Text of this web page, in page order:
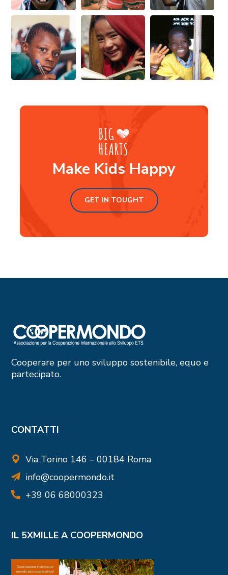
Make Kids Happy
GET IN TOUGHT
Cooperare per uno sviluppo sostenibile, equo e
partecipato.
CONTATTI
Via Torino 146 – 00184 Roma
info@coopermondo.it
+39 06 68000323
IL 5XMILLE A COOPERMONDO